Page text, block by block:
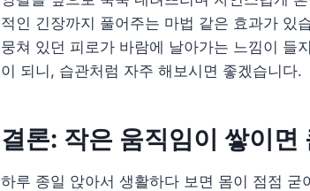
적인 긴장까지 풀어주는 마법 같은 효과가 있
뭉쳐 있던 피로가 바람에 날아가는 느낌이 들
이 되니, 습관처럼 자주 해보시면 좋겠습니다.
결론: 작은 움직임이 쌓이면
하루 종일 앉아서 생활하다 보면 몸이 점점